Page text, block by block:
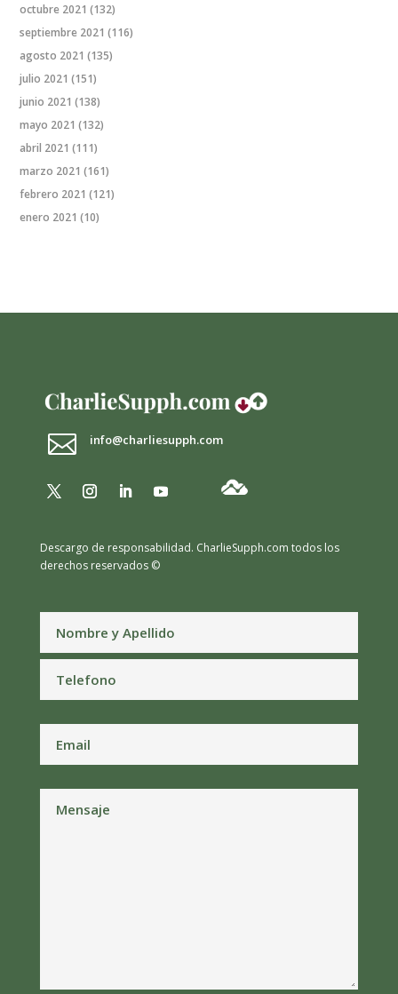
octubre 2021 (132)
septiembre 2021 (116)
agosto 2021 (135)
julio 2021 (151)
junio 2021 (138)
mayo 2021 (132)
abril 2021 (111)
marzo 2021 (161)
febrero 2021 (121)
enero 2021 (10)
 info@charliesupph.com
Descargo de responsabilidad. CharlieSupph.com todos los
derechos reservados ©